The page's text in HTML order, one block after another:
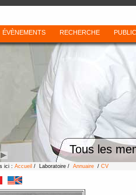
ÉVÈNEMENTS RECHERCHE
Tous les
ici : Accueil / Laboratoire / Annuaire / CV